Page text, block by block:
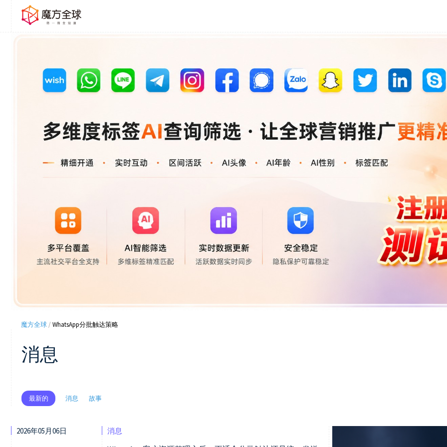
魔方全球 /WhatsApp分批触达策略
消息
最新的 消息 故事
2026年05月06日 消息